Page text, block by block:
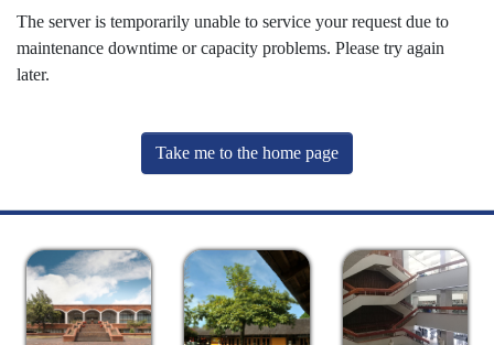
The server is temporarily unable to service your request due to
maintenance downtime or capacity problems. Please try again
later.
Take me to the home page